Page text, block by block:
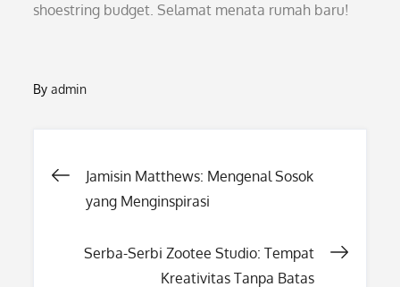
shoestring budget. Selamat menata rumah baru!
Byadmin
Post
Jamisin Matthews: Mengenal Sosok
yang Menginspirasi
Serba-Serbi Zootee Studio: Tempat
Kreativitas Tanpa Batas